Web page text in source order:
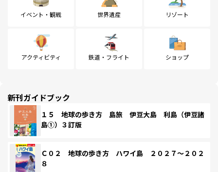
イベント・観戦 世界遺産 リゾート
アクティビティ 鉄道・フライト ショップ
新刊ガイドブック
１５ 地球の歩き方 島旅 伊豆大島 利島（伊豆諸
島①）３訂版
Ｃ０２ 地球の歩き方 ハワイ島 ２０２７～２０２
８